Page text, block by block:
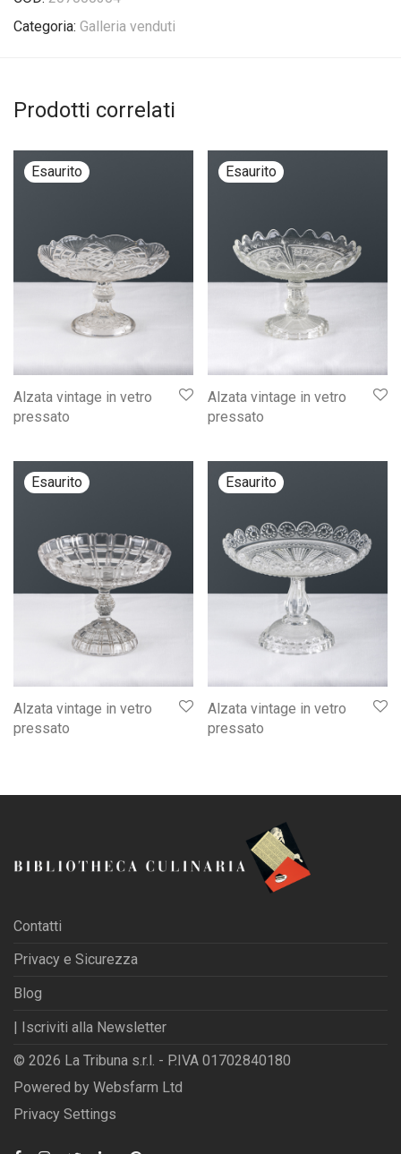
Categoria: Galleria venduti
Prodotti correlati
Alzata vintage in vetro
pressato
Alzata vintage in vetro
pressato
Alzata vintage in vetro
pressato
Alzata vintage in vetro
pressato
Contatti
Privacy e Sicurezza
Blog
| Iscriviti alla Newsletter
© 2026 La Tribuna s.r.l. - P.IVA 01702840180
Powered by Websfarm Ltd
Privacy Settings